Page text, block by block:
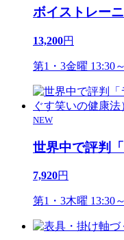
ボイストレー
13,200円
第1・3金曜 13:30
NEW
世界中で評判
7,920円
第1・3木曜 13:30